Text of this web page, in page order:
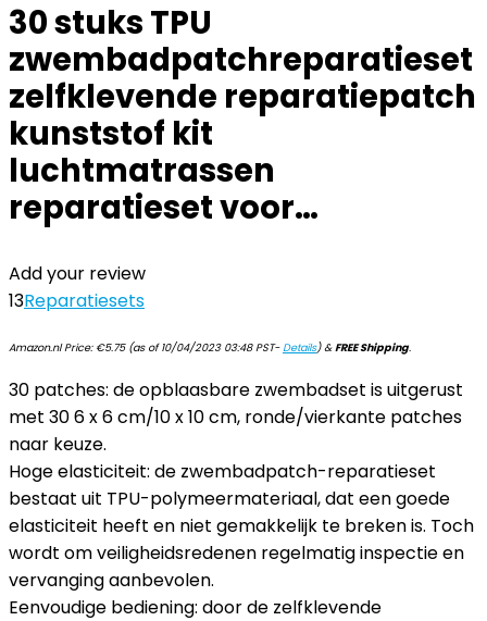
30 stuks TPU
zwembadpatchreparatieset
zelfklevende reparatiepatch
kunststof kit
luchtmatrassen
reparatieset voor…
Add your review
13Reparatiesets
Amazon.nl Price: €5.75(as of 10/04/2023 03:48 PST-Details)&FREE Shipping.
30 patches: de opblaasbare zwembadset is uitgerust
met 30 6 x 6 cm/10 x 10 cm, ronde/vierkante patches
naar keuze.
Hoge elasticiteit: de zwembadpatch-reparatieset
bestaat uit TPU-polymeermateriaal, dat een goede
elasticiteit heeft en niet gemakkelijk te breken is. Toch
wordt om veiligheidsredenen regelmatig inspectie en
vervanging aanbevolen.
Eenvoudige bediening: door de zelfklevende